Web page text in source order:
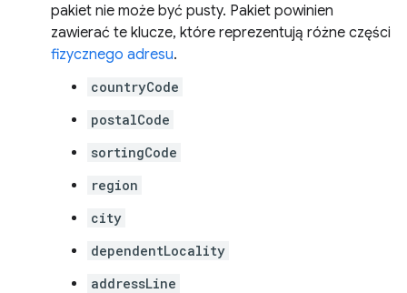
pakiet nie może być pusty. Pakiet powinien
zawierać te klucze, które reprezentują różne części
fizycznego adresu.
countryCode
postalCode
sortingCode
region
city
dependentLocality
addressLine